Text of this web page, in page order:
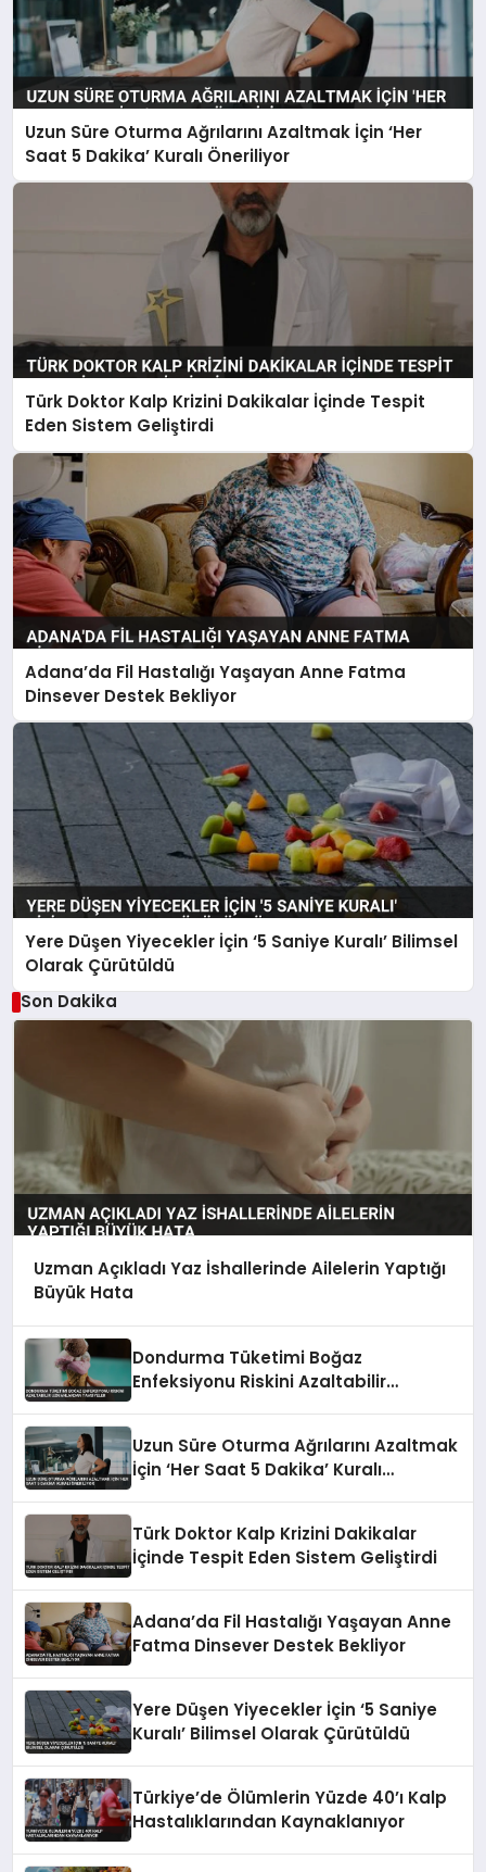
Uzun Süre Oturma Ağrılarını Azaltmak İçin ‘Her
Saat 5 Dakika’ Kuralı Öneriliyor
Türk Doktor Kalp Krizini Dakikalar İçinde Tespit
Eden Sistem Geliştirdi
Adana’da Fil Hastalığı Yaşayan Anne Fatma
Dinsever Destek Bekliyor
Yere Düşen Yiyecekler İçin ‘5 Saniye Kuralı’ Bilimsel
Olarak Çürütüldü
Son Dakika
Uzman Açıkladı Yaz İshallerinde Ailelerin Yaptığı
Büyük Hata
Dondurma Tüketimi Boğaz
Enfeksiyonu Riskini Azaltabilir
Uzun Süre Oturma Ağrılarını Azaltmak
İçin ‘Her Saat 5 Dakika’ Kuralı
Türk Doktor Kalp Krizini Dakikalar
İçinde Tespit Eden Sistem Geliştirdi
Adana’da Fil Hastalığı Yaşayan Anne
Fatma Dinsever Destek Bekliyor
Yere Düşen Yiyecekler İçin ‘5 Saniye
Kuralı’ Bilimsel Olarak Çürütüldü
Türkiye’de Ölümlerin Yüzde 40’ı Kalp
Hastalıklarından Kaynaklanıyor